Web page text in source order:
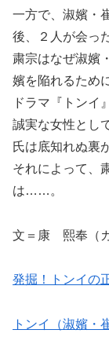
一方で、淑嬪・
後、２人が会っ
粛宗はなぜ淑嬪
嬪を陥れるため
ドラマ『トンイ
誠実な女性とし
氏は底知れぬ裏
それによって、
は……。
文＝康 熙奉（
発掘！トンイの
トンイ（淑嬪・